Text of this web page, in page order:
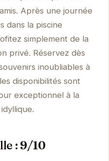
Après une journée
dans la piscine
simplement de la
privé. Réservez dès
inoubliables à
disponibilités sont
exceptionnel à la
: 9/10